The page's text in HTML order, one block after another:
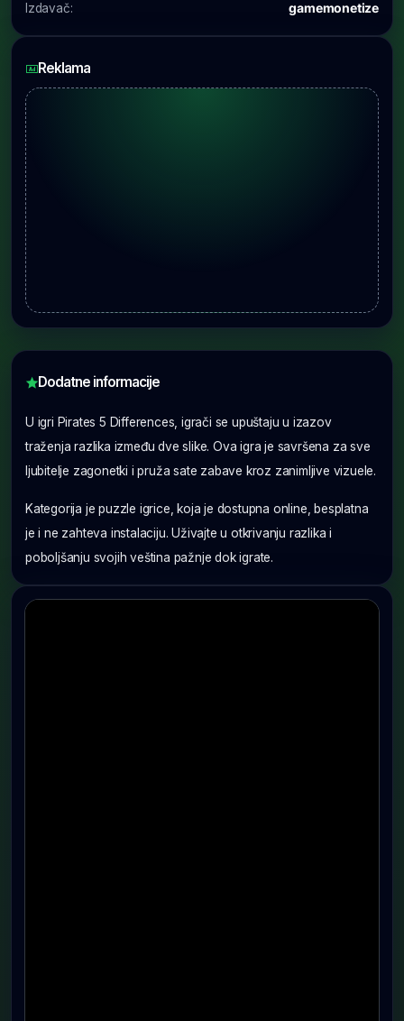
Dodatne informacije
U igri Pirates 5 Differences, igrači se upuštaju u izazov
traženja razlika između dve slike. Ova igra je savršena za sve
ljubitelje zagonetki i pruža sate zabave kroz zanimljive vizuele.
Kategorija je puzzle igrice, koja je dostupna online, besplatna
je i ne zahteva instalaciju. Uživajte u otkrivanju razlika i
poboljšanju svojih veština pažnje dok igrate.
Izdavač: gamemonetize
Reklama